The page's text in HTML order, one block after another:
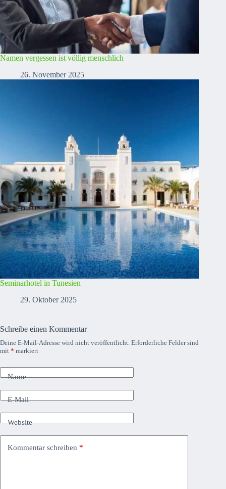
Namen vergessen ist völlig menschlich
26. November 2025
Seminarhotel in Tunesien
29. Oktober 2025
Schreibe einen Kommentar
Deine E-Mail-Adresse wird nicht veröffentlicht. Erforderliche Felder sind
mit * markiert
Name
E-Mail
Website
Kommentar schreiben *